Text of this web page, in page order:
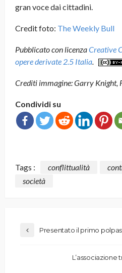
gran voce dai cittadini.
Credit foto: The Weekly Bull
Pubblicato con licenzaCreative
opere derivate 2.5 Italia
Crediti immagine: Garry Knight,
Condividi su
Tags : conflittualità
società
Presentato il primo
L’associazione